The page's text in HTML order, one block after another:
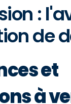
:
de
et
à